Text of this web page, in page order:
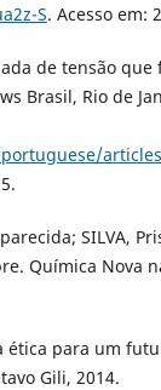
S. Acesso em:
de tensão
Brasil, Rio de
SILVA,
Química Nova
ética para um
Gili, 2014.